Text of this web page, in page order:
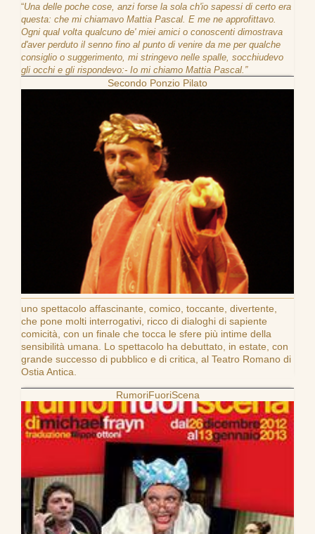
“Una delle poche cose, anzi forse la sola ch'io sapessi di certo era
questa: che mi chiamavo Mattia Pascal. E me ne approfittavo.
Ogni qual volta qualcuno de' miei amici o conoscenti dimostrava
d'aver perduto il senno fino al punto di venire da me per qualche
consiglio o suggerimento, mi stringevo nelle spalle, socchiudevo
gli occhi e gli rispondevo:- Io mi chiamo Mattia Pascal.”
Secondo Ponzio Pilato
uno spettacolo affascinante, comico, toccante, divertente,
che pone molti interrogativi, ricco di dialoghi di sapiente
comicità, con un finale che tocca le sfere più intime della
sensibilità umana. Lo spettacolo ha debuttato, in estate, con
grande successo di pubblico e di critica, al Teatro Romano di
Ostia Antica.
RumoriFuoriScena